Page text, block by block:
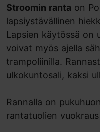
Stroomin ranta on
lapsiystävällinen
Lapsien käytössä on
voivat myös ajella
trampoliinilla.
ulkokuntosali, kaksi
Rannalla on
rantatuolien